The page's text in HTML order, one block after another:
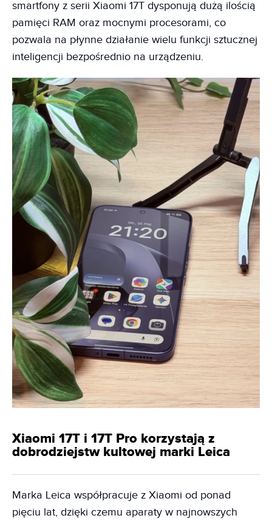
smartfony z serii Xiaomi 17T dysponują dużą ilością
pamięci RAM oraz mocnymi procesorami, co
pozwala na płynne działanie wielu funkcji sztucznej
inteligencji bezpośrednio na urządzeniu.
Xiaomi 17T i 17T Pro korzystają z
dobrodziejstw kultowej marki Leica
Marka Leica współpracuje z Xiaomi od ponad
pięciu lat, dzięki czemu aparaty w najnowszych